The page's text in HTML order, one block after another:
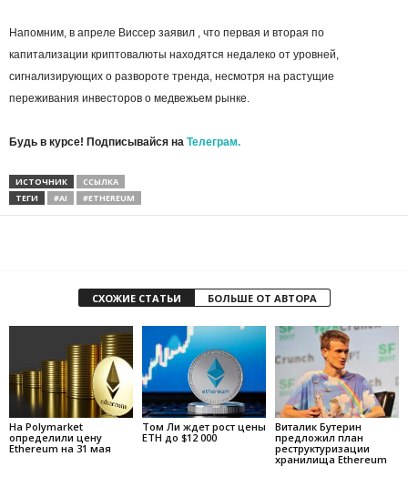
Напомним, в апреле Виссер заявил , что первая и вторая по
капитализации криптовалюты находятся недалеко от уровней,
сигнализирующих о развороте тренда, несмотря на растущие
переживания инвесторов о медвежьем рынке.
Будь в курсе! Подписывайся на Телеграм.
ИСТОЧНИК
ССЫЛКА
ТЕГИ
#AI #ETHEREUM
СХОЖИЕ СТАТЬИ БОЛЬШЕ ОТ АВТОРА
На Polymarket
определили цену
Ethereum на 31 мая
Том Ли ждет рост цены
ETH до $12 000
Виталик Бутерин
предложил план
реструктуризации
хранилища Ethereum